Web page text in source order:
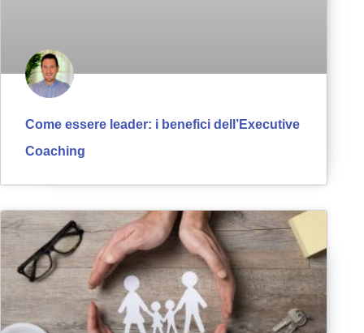
Come essere leader: i benefici dell’Executive
Coaching